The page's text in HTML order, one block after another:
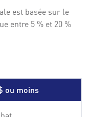
est basée sur le
entre 5 % et 20 %
ou moins